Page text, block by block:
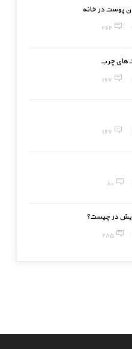
پوست در خانه
262
چرب
167
167
80
آرایش در چیست؟
285